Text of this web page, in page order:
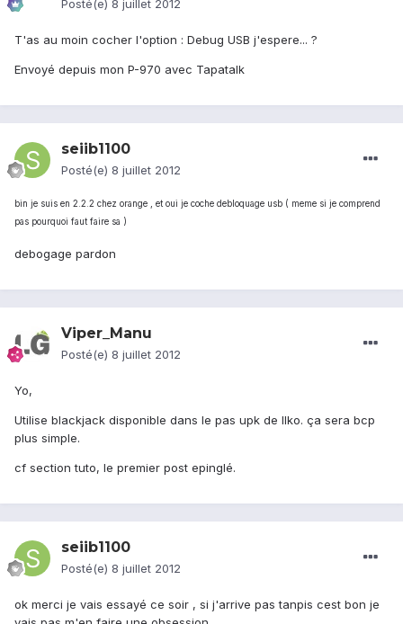
Posté(e) 8 juillet 2012
T'as au moin cocher l'option : Debug USB j'espere... ?
Envoyé depuis mon P-970 avec Tapatalk
seiib1100
Posté(e) 8 juillet 2012
bin je suis en 2.2.2 chez orange , et oui je coche debloquage usb ( meme si je comprend
pas pourquoi faut faire sa )
debogage pardon
Viper_Manu
Posté(e) 8 juillet 2012
Yo,
Utilise blackjack disponible dans le pas upk de llko. ça sera bcp
plus simple.
cf section tuto, le premier post epinglé.
seiib1100
Posté(e) 8 juillet 2012
ok merci je vais essayé ce soir , si j'arrive pas tanpis cest bon je